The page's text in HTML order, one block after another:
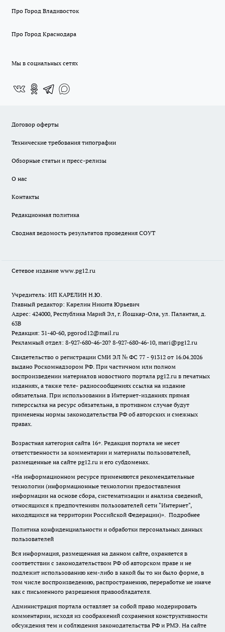
Про Город Владивосток
Про Город Краснодара
Мы в социальных сетях
Договор оферты
Технические требования типографии
Обзорные статьи и пресс-релизы
О нас
Контакты
Редакционная политика
Сводная ведомость результатов проведения СОУТ
Сетевое издание www.pg12.ru
Учредитель: ИП КАРЕЛИН Н.Ю.
Главный редактор: Карелин Никита Юрьевич
Адрес: 424000, Республика Марий Эл, г. Йошкар-Ола, ул. Палантая, д.
63В
Редакция: 31-40-60, pgorod12@mail.ru
Рекламный отдел: 8-927-680-46-20? 8-927-680-46-10, mari@pg12.ru
Свидетельство о регистрации СМИ ЭЛ № ФС 77 - 91312 от 16.04.2026
выдано Роскомнадзором РФ. При частичном или полном
воспроизведении материалов новостного портала pg12.ru в печатных
изданиях, а также теле- радиосообщениях ссылка на издание
обязательна. При использовании в Интернет-изданиях прямая
гиперссылка на ресурс обязательна, в противном случае будут
применены нормы законодательства РФ об авторских и смежных
правах.
Возрастная категория сайта 16+. Редакция портала не несет
ответственности за комментарии и материалы пользователей,
размещенные на сайте pg12.ru и его субдоменах.
«На информационном ресурсе применяются рекомендательные
технологии (информационные технологии предоставления
информации на основе сбора, систематизации и анализа сведений,
относящихся к предпочтениям пользователей сети "Интернет",
находящихся на территории Российской Федерации)». Подробнее
Политика конфиденциальности и обработки персональных данных
пользователей
Вся информация, размещенная на данном сайте, охраняется в
соответствии с законодательством РФ об авторском праве и не
подлежит использованию кем-либо в какой бы то ни было форме, в
том числе воспроизведению, распространению, переработке не иначе
как с письменного разрешения правообладателя.
Администрация портала оставляет за собой право модерировать
комментарии, исходя из соображений сохранения конструктивности
обсуждения тем и соблюдения законодательства РФ и РМЭ. На сайте